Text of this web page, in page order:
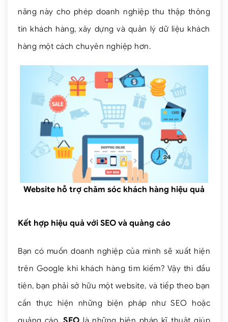
năng này cho phép doanh nghiệp thu thập thông
tin khách hàng, xây dựng và quản lý dữ liệu khách
hàng một cách chuyên nghiệp hơn.
Website hỗ trợ chăm sóc khách hàng hiệu quả
Kết hợp hiệu quả với SEO và quảng cáo
Bạn có muốn doanh nghiệp của mình sẽ xuất hiện
trên Google khi khách hàng tìm kiếm? Vậy thì đầu
tiên, bạn phải sở hữu một website, và tiếp theo bạn
cần thực hiện những biện pháp như SEO hoặc